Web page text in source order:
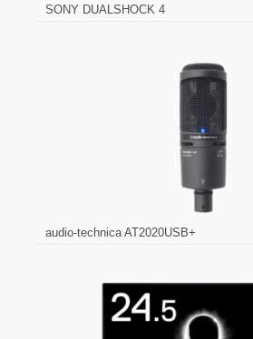
SONY DUALSHOCK 4
audio-technica AT2020USB+